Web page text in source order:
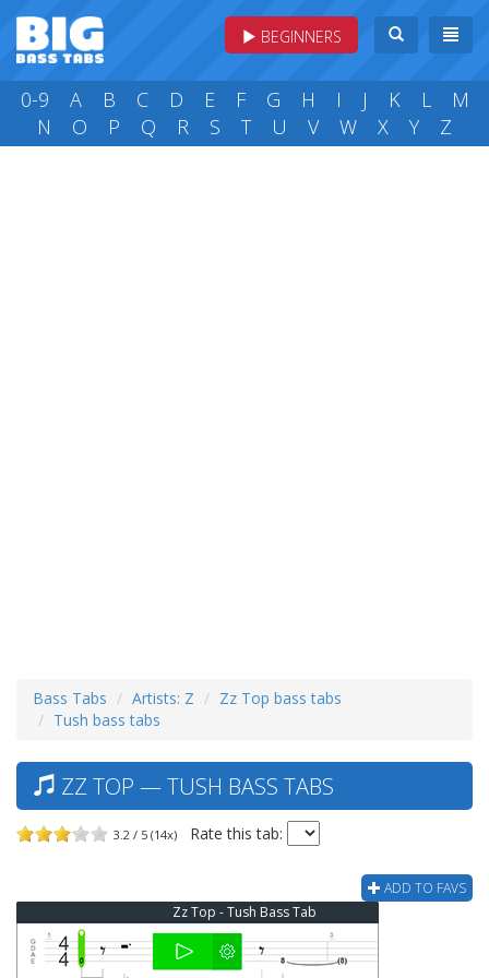
BEGINNERS
0-9 A B C D E F G H I J K L
M
N
O P Q R S T U V W X Y Z
Bass Tabs Artists: Z
Zz Top bass tabs
Tush bass tabs
ZZ TOP — TUSH BASS TABS
3.2 / 5 (14x) Rate this tab:
ADD TO FAVS
Zz Top - Tush Bass Tab